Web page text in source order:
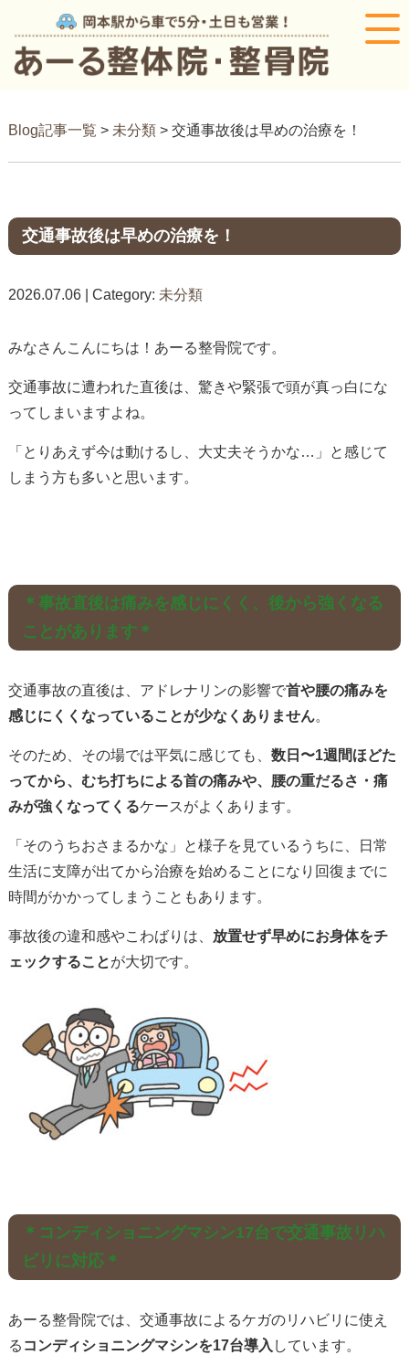
Blog記事一覧 > 未分類> 交通事故後は早めの治療を！
交通事故後は早めの治療を！
2026.07.06 | Category: 未分類
みなさんこんにちは！あーる整骨院です。
交通事故に遭われた直後は、驚きや緊張で頭が真っ白にな
ってしまいますよね。
「とりあえず今は動けるし、大丈夫そうかな…」と感じて
しまう方も多いと思います。
＊事故直後は痛みを感じにくく、後から強くなる
ことがあります＊
交通事故の直後は、アドレナリンの影響で首や腰の痛みを
感じにくくなっていることが少なくありません。
そのため、その場では平気に感じても、 数日〜1週間ほどた
ってから、むち打ちによる首の痛みや、腰の重だるさ・痛
みが強くなってくるケースがよくあります。
「そのうちおさまるかな」と様子を見ているうちに、日常
生活に支障が出てから治療を始めることになり回復までに
時間がかかってしまうこともあります。
事故後の違和感やこわばりは、 放置せず早めにお身体をチ
ェックすることが大切です。
＊コンディショニングマシン17台で交通事故リハ
ビリに対応＊
あーる整骨院では、交通事故によるケガのリハビリに使え
る コンディショニングマシンを17台導入 しています。